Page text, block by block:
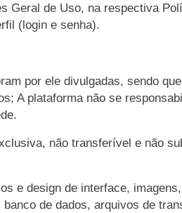
Geral de Uso, na respectiva
(login e senha).
por ele divulgadas, sendo
A plataforma não se
não transferível e não
e design de interface,
de dados, arquivos de